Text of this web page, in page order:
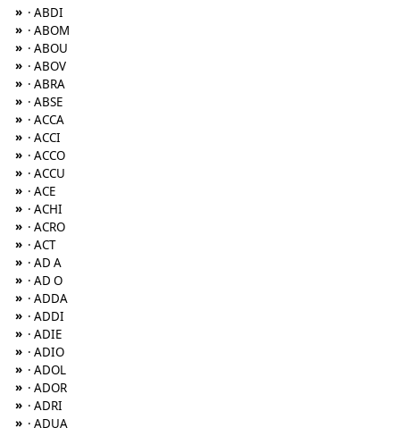
» · ABDI
» · ABOM
» · ABOU
» · ABOV
» · ABRA
» · ABSE
» · ACCA
» · ACCI
» · ACCO
» · ACCU
» · ACE
» · ACHI
» · ACRO
» · ACT
» · AD A
» · AD O
» · ADDA
» · ADDI
» · ADIE
» · ADIO
» · ADOL
» · ADOR
» · ADRI
» · ADUA